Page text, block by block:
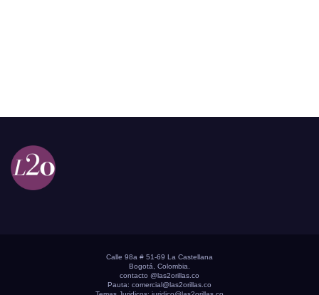
Calle 98a # 51-69 La Castellana
Bogotá, Colombia.
contacto @las2orillas.co
Pauta: comercial@las2orillas.co